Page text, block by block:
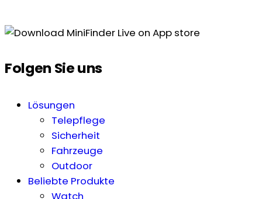
Folgen Sie uns
Lösungen
Telepflege
Sicherheit
Fahrzeuge
Outdoor
Beliebte Produkte
Watch